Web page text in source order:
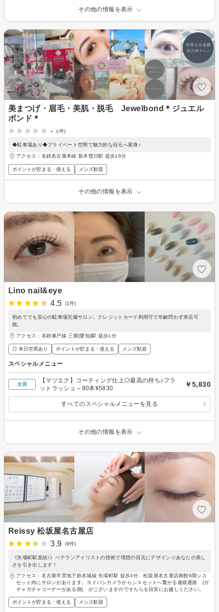
その他の情報を表示
美まつげ・眉毛・美肌・脱毛 Jewelbond＊ジュエル
ボンド＊
-
(-件)
◆駐車場あり◆プライベート空間で魅力的な目元へ変身♪
アクセス：名鉄名古屋本線 新木曽川駅 徒歩16分
ポイントが貯まる・使える メンズ歓迎
その他の情報を表示
Lino nail&eye
4.5
(1件)
初めてでも安心の駐車場完備サロン。クレジットカード利用可で年齢問わず来店可
能。
アクセス：名鉄瀬戸線 三郷(愛知)駅 徒歩1分
◎ 本日空席あり ポイントが貯まる・使える メンズ歓迎
スペシャルメニュー
全員
【マツエク】コーティング仕上◎最高の持ち♪フラ
ットラッシュ～80本¥5830
￥5,830
すべてのスペシャルメニューを見る
その他の情報を表示
Reissy 松坂屋名古屋店
3.9
(9件)
《矢場町駅直結♪》ベテランアイリストの技術で理想の目元にデザイン☆あなたの美し
さを引き出します！
アクセス：名古屋市営地下鉄名城線 矢場町駅 徒歩3分、松坂屋名古屋店南館6階シス
セット内にサロンがあります。ヨドバシカメラからシスセットへ繋がる連絡通路 (ガ
チャガチャコーナーがある側) がございますのでそちらを目安にお越しください。
ポイントが貯まる・使える メンズ歓迎